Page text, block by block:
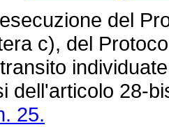
del
c), del
dell'articolo 28-
25.